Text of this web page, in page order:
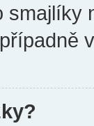
smajlíky